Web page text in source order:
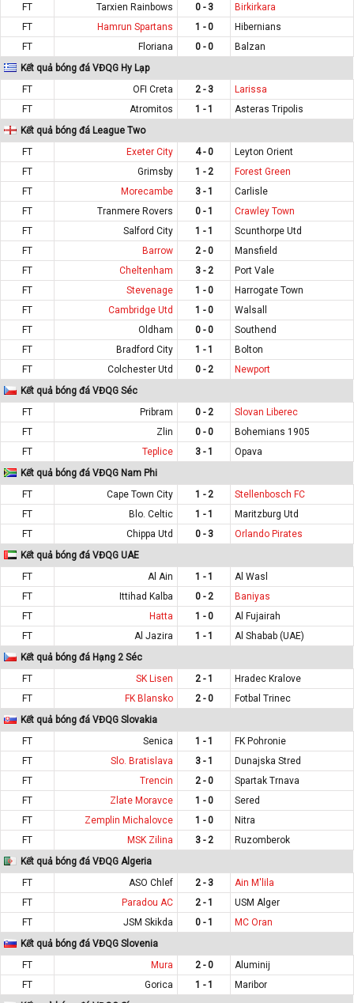
FT
Tarxien Rainbows 0 - 3
Birkirkara
FT
Hamrun Spartans 1 - 0
Hibernians
FT
Floriana 0 - 0
Balzan
Kết quả bóng đá VĐQG Hy Lạp
FT
OFI Creta 2 - 3
Larissa
FT
Atromitos 1 - 1
Asteras Tripolis
Kết quả bóng đá League Two
FT
Exeter City 4 - 0
Leyton Orient
FT
Grimsby 1 - 2
Forest Green
FT
Morecambe 3 - 1
Carlisle
FT
Tranmere Rovers 0 - 1
Crawley Town
FT
Salford City 1 - 1
Scunthorpe Utd
FT
Barrow 2 - 0
Mansfield
FT
Cheltenham 3 - 2
Port Vale
FT
Stevenage 1 - 0
Harrogate Town
FT
Cambridge Utd 1 - 0
Walsall
FT
Oldham 0 - 0
Southend
FT
Bradford City 1 - 1
Bolton
FT
Colchester Utd 0 - 2
Newport
Kết quả bóng đá VĐQG Séc
FT
Pribram 0 - 2
Slovan Liberec
FT
Zlin 0 - 0
Bohemians 1905
FT
Teplice 3 - 1
Opava
Kết quả bóng đá VĐQG Nam Phi
FT
Cape Town City 1 - 2
Stellenbosch FC
FT
Blo. Celtic 1 - 1
Maritzburg Utd
FT
Chippa Utd 0 - 3
Orlando Pirates
Kết quả bóng đá VĐQG UAE
FT
Al Ain 1 - 1
Al Wasl
FT
Ittihad Kalba 0 - 2
Baniyas
FT
Hatta 1 - 0
Al Fujairah
FT
Al Jazira 1 - 1
Al Shabab (UAE)
Kết quả bóng đá Hạng 2 Séc
FT
SK Lisen 2 - 1
Hradec Kralove
FT
FK Blansko 2 - 0
Fotbal Trinec
Kết quả bóng đá VĐQG Slovakia
FT
Senica 1 - 1
FK Pohronie
FT
Slo. Bratislava 3 - 1
Dunajska Stred
FT
Trencin 2 - 0
Spartak Trnava
FT
Zlate Moravce 1 - 0
Sered
FT
Zemplin Michalovce 1 - 0
Nitra
FT
MSK Zilina 3 - 2
Ruzomberok
Kết quả bóng đá VĐQG Algeria
FT
ASO Chlef 2 - 3
Ain M'lila
FT
Paradou AC 2 - 1
USM Alger
FT
JSM Skikda 0 - 1
MC Oran
Kết quả bóng đá VĐQG Slovenia
FT
Mura 2 - 0
Aluminij
FT
Gorica 1 - 1
Maribor